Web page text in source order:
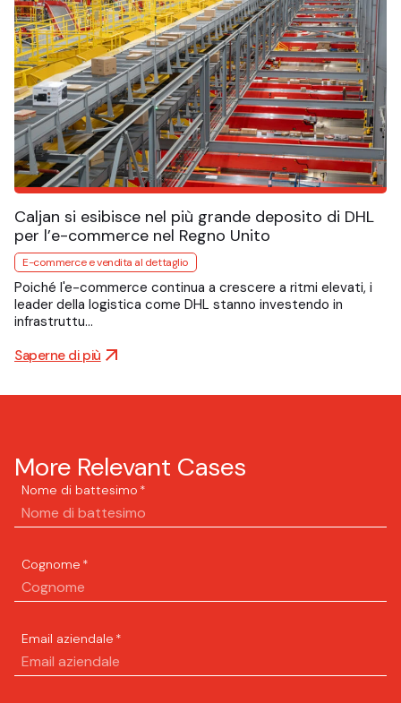
Caljan si esibisce nel più grande deposito di DHL
per l’e-commerce nel Regno Unito
E-commerce e vendita al dettaglio
Poiché l'e-commerce continua a crescere a ritmi elevati, i
leader della logistica come DHL stanno investendo in
infrastruttu…
Saperne di più
More Relevant Cases
Nome di battesimo *
Cognome *
Email aziendale *